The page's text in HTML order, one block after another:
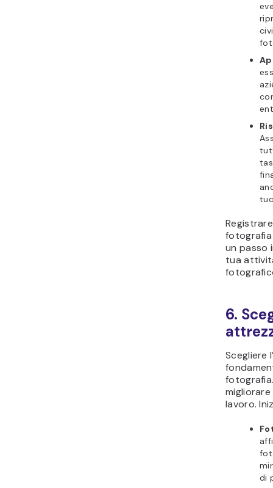
fotografia
un passo
tua
6.
Scegliere
lavoro.
di